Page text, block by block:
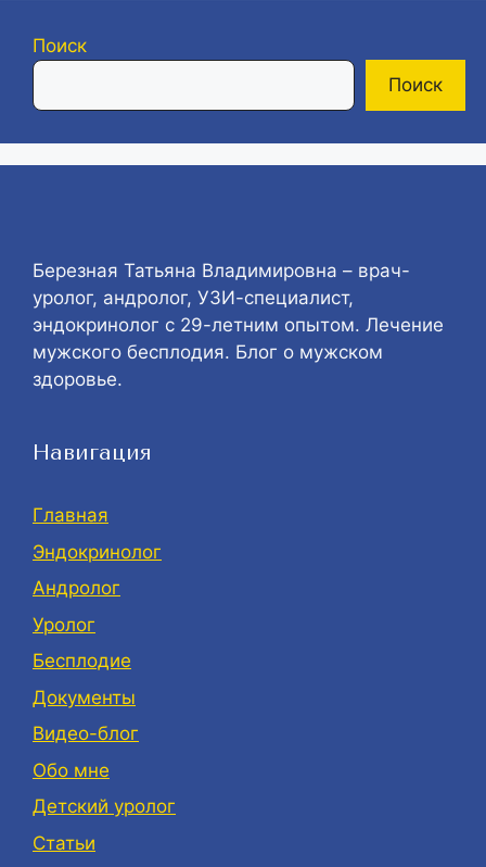
Поиск
Поиск
Березная Татьяна Владимировна – врач-
уролог, андролог, УЗИ-специалист,
эндокринолог с 29-летним опытом. Лечение
мужского бесплодия. Блог о мужском
здоровье.
Навигация
Главная
Эндокринолог
Андролог
Уролог
Бесплодие
Документы
Видео-блог
Обо мне
Детский уролог
Статьи